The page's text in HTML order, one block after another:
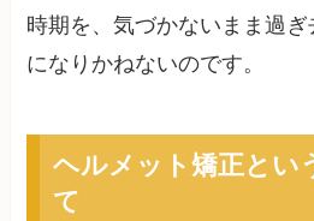
時期を、気づかないまま過
になりかねないのです。
ヘルメット矯正とい
て